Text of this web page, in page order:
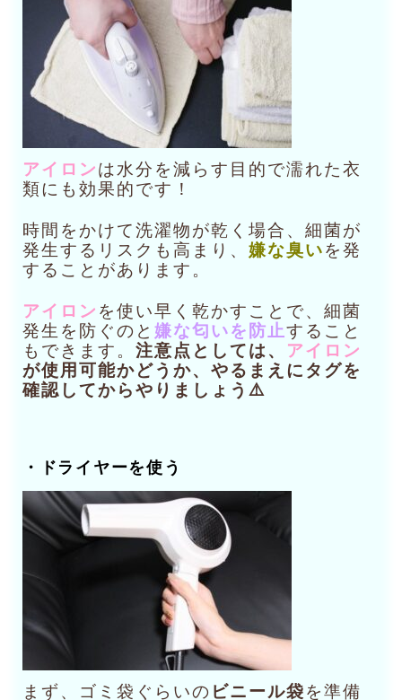
アイロンは水分を減らす目的で濡れた衣
類にも効果的です！
時間をかけて洗濯物が乾く場合、細菌が
発生するリスクも高まり、 嫌な臭いを発
することがあります。
アイロン を使い早く乾かすことで、細菌
発生を防ぐのと 嫌な匂いを防止すること
もできます。 注意点としては、 アイロン
が使用可能かどうか、やるまえにタグを
確認してからやりましょう⚠️
・ドライヤーを使う
まず、ゴミ袋ぐらいの ビニール袋を準備